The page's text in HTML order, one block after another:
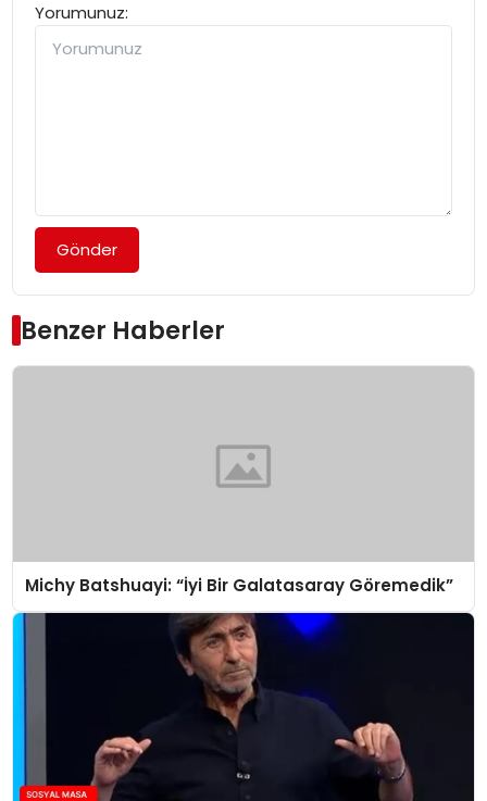
Yorumunuz:
Gönder
Benzer Haberler
Michy Batshuayi: “İyi Bir Galatasaray Göremedik”